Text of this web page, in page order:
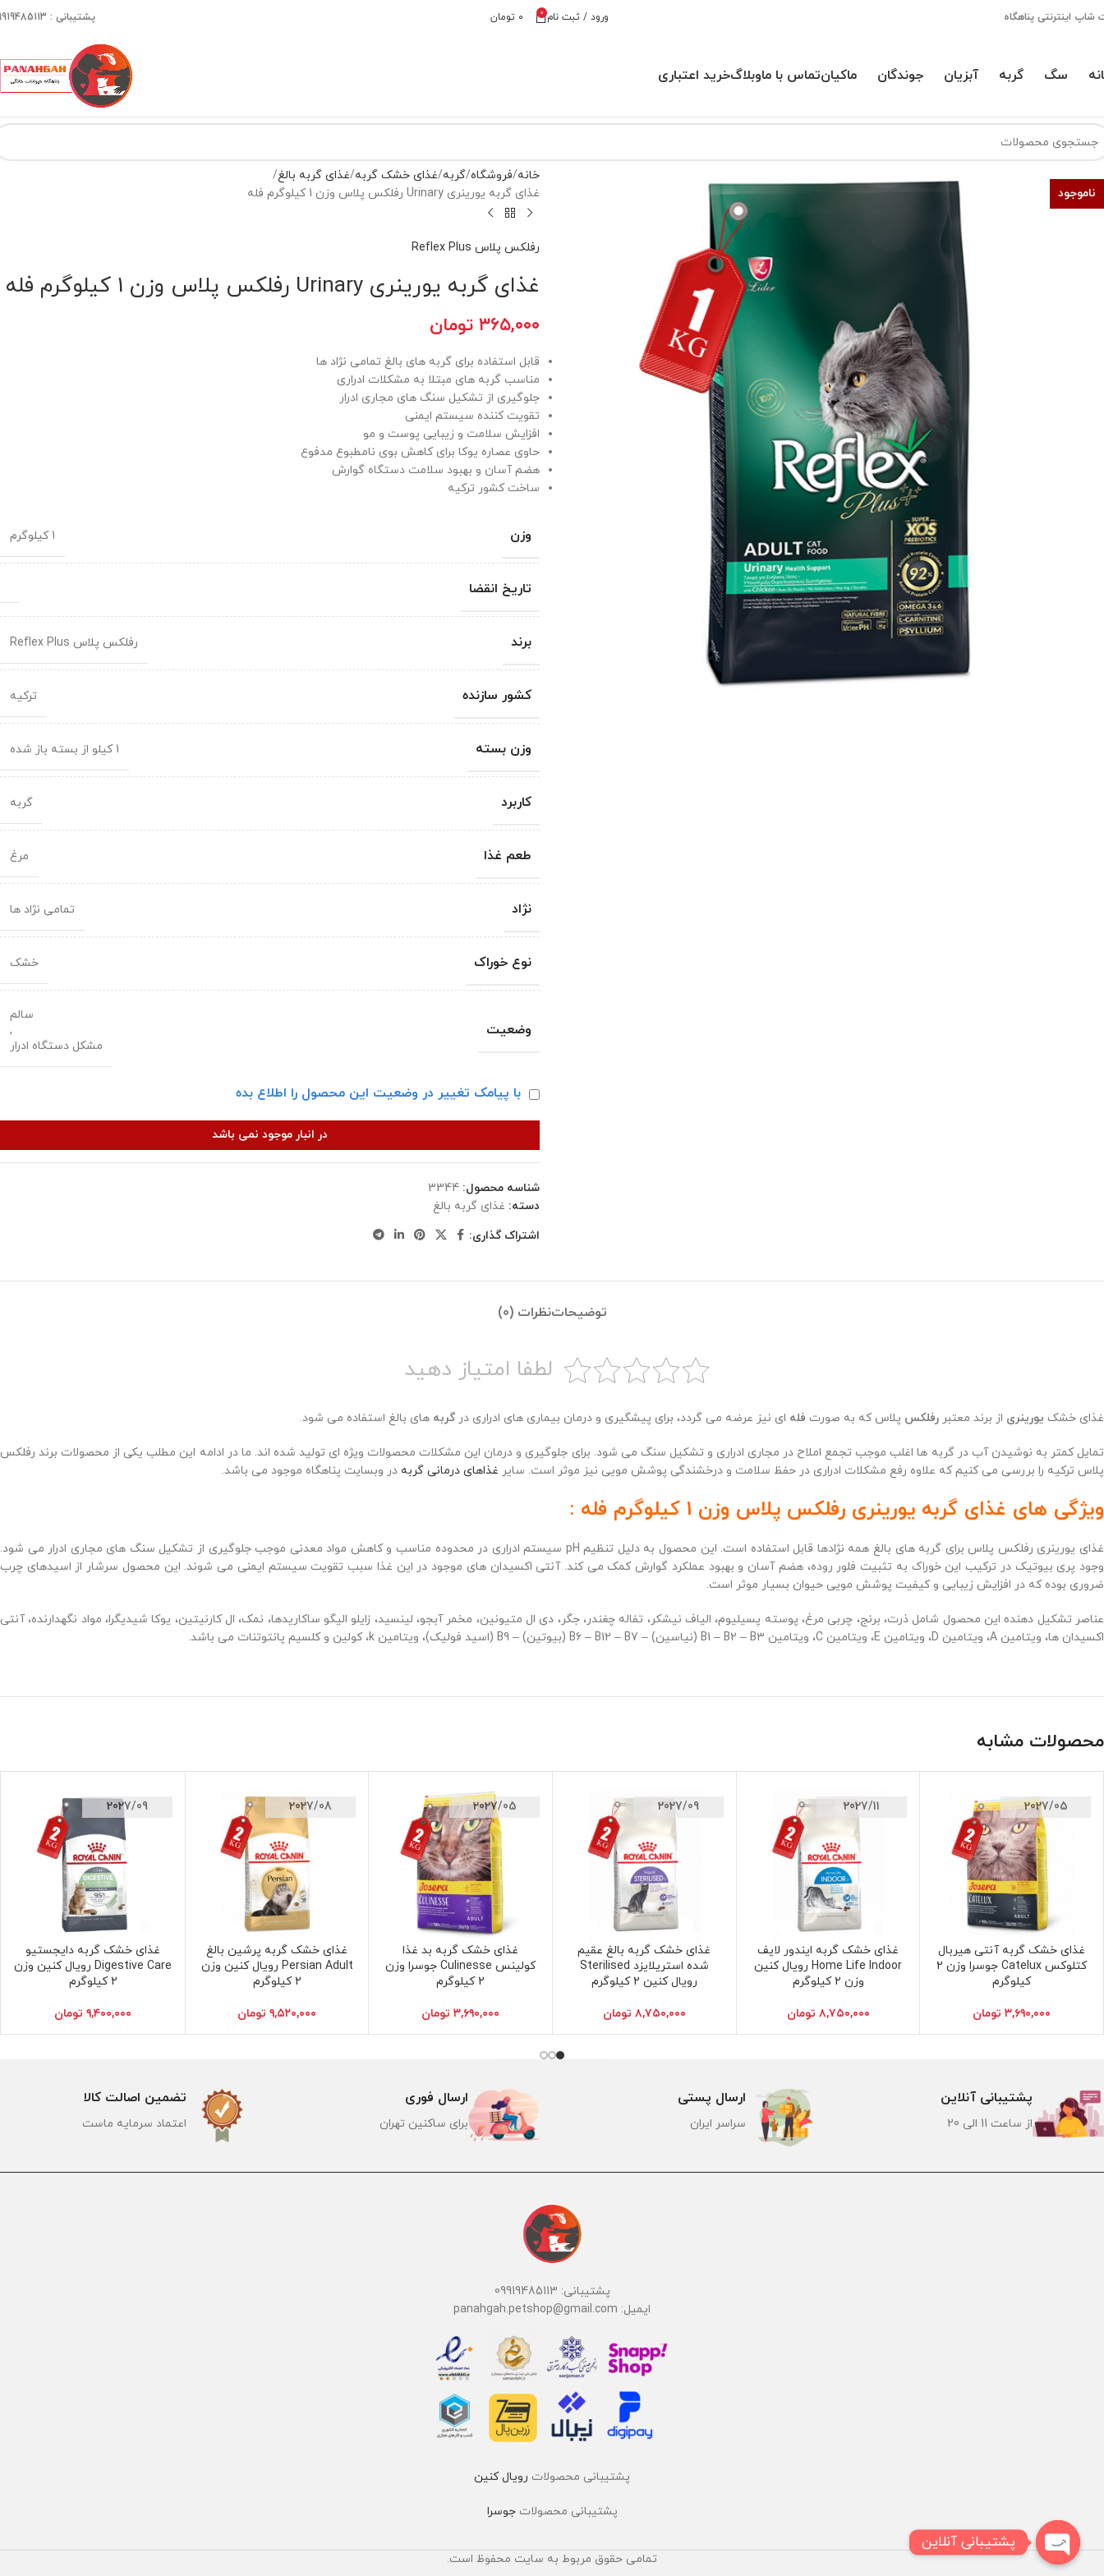
شاپ اینترنتی پناهگاه ورود / ثبت نام 0 ۰ تومان پشتیبانی : 09919485113
سگ گربه آبزیان جوندگان ماکیانتماس با ماوبلاگخرید اعتباری
ناموجود
خانه فروشگاه گربه غذای خشک گربه غذای گربه بالغ
غذای گربه یورینری Urinary رفلکس پلاس وزن 1 کیلوگرم فله
رفلکس پلاس Reflex Plus
غذای گربه یورینری Urinary رفلکس پلاس وزن 1 کیلوگرم فله
۳۶۵,۰۰۰ تومان
قابل استفاده برای گربه های بالغ تمامی نژاد ها
مناسب گربه های مبتلا به مشکلات ادراری
جلوگیری از تشکیل سنگ های مجاری ادرار
تقویت کننده سیستم ایمنی
افزایش سلامت و زیبایی پوست و مو
حاوی عصاره یوکا برای کاهش بوی نامطبوع مدفوع
هضم آسان و بهبود سلامت دستگاه گوارش
ساخت کشور ترکیه
وزن 1 کیلوگرم
تاریخ انقضا
برند رفلکس پلاس Reflex Plus
کشور سازنده ترکیه
وزن بسته 1 کیلو از بسته باز شده
کاربرد گربه
طعم غذا مرغ
نژاد تمامی نژاد ها
نوع خوراک خشک
وضعیت
سالم
,
مشکل دستگاه ادرار
با پیامک تغییر در وضعیت این محصول را اطلاع بده
در انبار موجود نمی باشد
شناسه محصول: 3344
دسته: غذای گربه بالغ
اشتراک گذاری:
توضیحاتنظرات (0)
لطفا امتیاز دهید
غذای خشک یورینری از برند معتبر رفلکس پلاس که به صورت فله ای نیز عرضه می گردد، برای پیشگیری و درمان بیماری های ادراری درگربه های بالغ استفاده می شود.
تمایل کمتر به نوشیدن آب در گربه ها اغلب موجب تجمع املاح در مجاری ادراری و تشکیل سنگ می شود. برای جلوگیری و درمان این مشکلات محصولات ویژه ای تولید شده اند. ما در ادامه این مطلب یکی از محصولات برند رفلکس
پلاس ترکیه را بررسی می کنیم که علاوه رفع مشکلات ادراری در حفظ سلامت و درخشندگی پوشش مویی نیز موثر است. سایر غذاهای درمانی گربه در وبسایت پناهگاه موجود می باشد.
ویژگی های غذای گربه یورینری رفلکس پلاس وزن 1 کیلوگرم فله :
غذای یورینری رفلکس پلاس برای گربه های بالغ همه نژادها قابل استفاده است. این محصول به دلیل تنظیم pH سیستم ادراری در محدوده مناسب و کاهش مواد معدنی موجب جلوگیری از تشکیل سنگ های مجاری ادرار می شود.
وجود پری بیوتیک در ترکیب این خوراک به تثبیت فلور روده، هضم آسان و بهبود عملکرد گوارش کمک می کند. آنتی اکسیدان های موجود در این غذا سبب تقویت سیستم ایمنی می شوند. این محصول سرشار از اسیدهای چرب
ضروری بوده که در افزایش زیبایی و کیفیت پوشش مویی حیوان بسیار موثر است.
عناصر تشکیل دهنده این محصول شامل ذرت، برنج، چربی مرغ، پوسته پسیلیوم، الیاف نیشکر، تفاله چغندر، جگر، دی ال متیونین، مخمر آبجو، لینسید، زایلو الیگو ساکاریدها، نمک، ال کارنیتین، یوکا شیدیگرا، مواد نگهدارنده، آنتی
اکسیدان ها، ویتامین A، ویتامین D، ویتامین E، ویتامین C، ویتامین B1 – B2 – B3 (نیاسین) – B6 – B12 – B7 (بیوتین) – B9 (اسید فولیک)، ویتامین k، کولین و کلسیم پانتوتنات می باشد.
محصولات مشابه
2027/05
افزودن به سبد خرید
غذای خشک گربه آنتی هیربال
کتلوکس Catelux جوسرا وزن 2
کیلوگرم
۳,۶۹۰,۰۰۰ تومان
2027/11
افزودن به سبد خرید
غذای خشک گربه ایندور لایف
Home Life Indoor رویال کنین
وزن 2 کیلوگرم
۸,۷۵۰,۰۰۰ تومان
2027/09
افزودن به سبد خرید
غذای خشک گربه بالغ عقیم
شده استریلایزد Sterilised
رویال کنین 2 کیلوگرم
۸,۷۵۰,۰۰۰ تومان
2027/05
افزودن به سبد خرید
غذای خشک گربه بد غذا
کولینس Culinesse جوسرا وزن
2 کیلوگرم
۳,۶۹۰,۰۰۰ تومان
2027/08
افزودن به سبد خرید
غذای خشک گربه پرشین بالغ
Persian Adult رویال کنین وزن
2 کیلوگرم
۹,۵۲۰,۰۰۰ تومان
2027/09
افزودن به سبد خرید
غذای خشک گربه دایجستیو
Digestive Care رویال کنین وزن
2 کیلوگرم
۹,۴۰۰,۰۰۰ تومان
تضمین اصالت کالا
اعتماد سرمایه ماست
ارسال فوری
برای ساکنین تهران
ارسال پستی
سراسر ایران
پشتیبانی آنلاین
از ساعت 11 الی 20
پشتیبانی: 09919485113
ایمیل: panahgah.petshop@gmail.com
پشتیبانی محصولات رویال کنین
پشتیبانی محصولاتجوسرا
تمامی حقوق مربوط به سایت محفوظ است.
پشتیبانی آنلاین